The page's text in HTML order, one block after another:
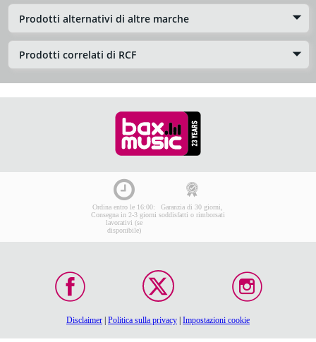
Prodotti alternativi di altre marche
Prodotti correlati di RCF
Ordina entro le 16:00:
Consegna in 2-3 giorni
lavorativi (se
disponibile)
Garanzia di 30 giorni,
soddisfatti o rimborsati
Disclaimer | Politica sulla privacy | Impostazioni cookie